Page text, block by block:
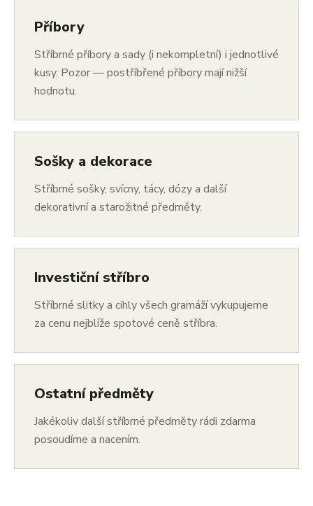
Příbory
Stříbrné příbory a sady (i nekompletní) i jednotlivé
kusy. Pozor — postříbřené příbory mají nižší
hodnotu.
Sošky a dekorace
Stříbrné sošky, svícny, tácy, dózy a další
dekorativní a starožitné předměty.
Investiční stříbro
Stříbrné slitky a cihly všech gramáží vykupujeme
za cenu nejblíže spotové ceně stříbra.
Ostatní předměty
Jakékoliv další stříbrné předměty rádi zdarma
posoudíme a nacením.